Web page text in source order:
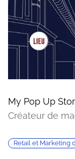
My Pop Up
Créateur de
Retail et Marketing